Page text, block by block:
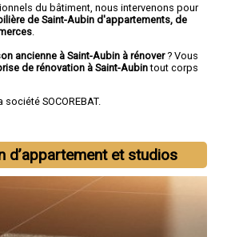
du bâtiment, nous intervenons pour
de Saint-Aubin d'appartements, de
ancienne à Saint-Aubin à rénover? Vous
de rénovation à Saint-Aubintout corps
SOCOREBAT.
d’appartement et studios